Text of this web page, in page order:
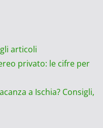
articoli
privato: le cifre per
a Ischia? Consigli,